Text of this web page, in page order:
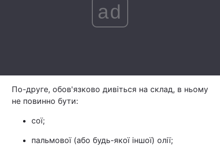
ad
По-друге, обов'язково дивіться на склад, в ньому
не повинно бути:
сої;
пальмової (або будь-якої іншої) олії;